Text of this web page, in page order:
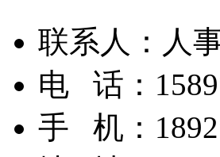
联系人： 人
电 话：
手 机：